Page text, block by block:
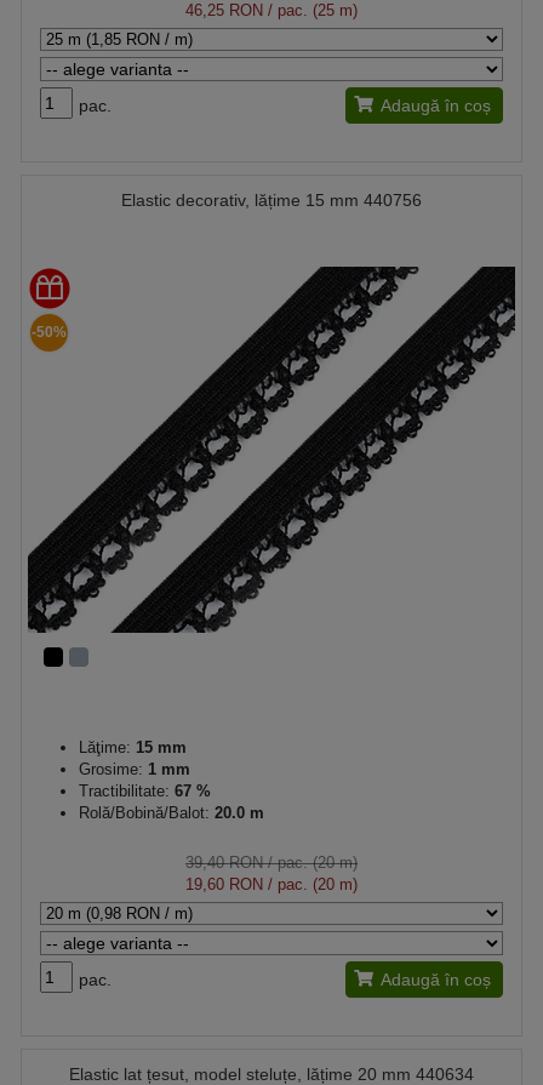
46,25 RON / pac. (25 m)
pac. Adaugă în coș
Elastic decorativ, lățime 15 mm 440756
-50%
Lăţime: 15 mm
Grosime: 1 mm
Tractibilitate: 67 %
Rolă/Bobină/Balot: 20.0 m
39,40 RON/ pac. (20 m)
19,60 RON / pac. (20 m)
pac. Adaugă în coș
Elastic lat țesut, model steluțe, lățime 20 mm 440634